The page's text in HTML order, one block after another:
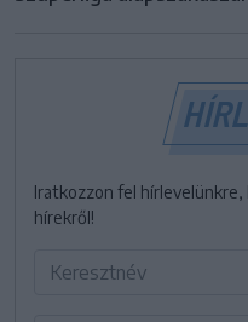
Iratkozzon fel
hírekről!